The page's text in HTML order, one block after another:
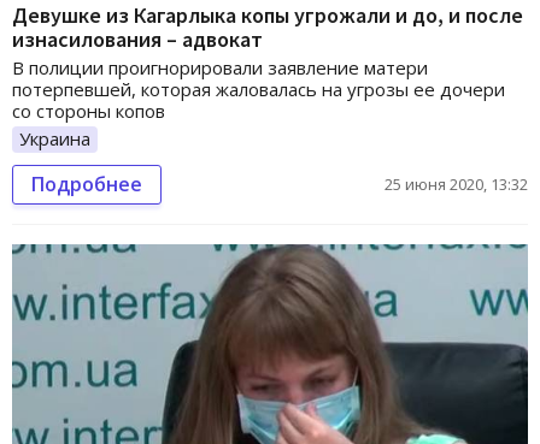
Девушке из Кагарлыка копы угрожали и до, и после
изнасилования – адвокат
В полиции проигнорировали заявление матери
потерпевшей, которая жаловалась на угрозы ее дочери
со стороны копов
Украина
Подробнее 25 июня 2020, 13:32